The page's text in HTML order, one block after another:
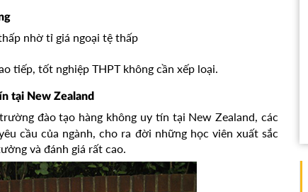
nhờ tỉ giá ngoại tệ thấp
tiếp, tốt nghiệp THPT không cần xếp loại.
tại New Zealand
đào tạo hàng không uy tín tại New Zealand, các
cầu của ngành, cho ra đời những học viên xuất sắc
và đánh giá rất cao.